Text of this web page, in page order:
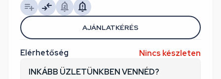
Elérhetőség
Nincs készleten
INKÁBB ÜZLETÜNKBEN VENNÉD?
AJÁNLATKÉRÉS